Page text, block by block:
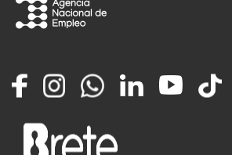
FacebookInstagramWhatsappLinkedInYouTube
TikTok